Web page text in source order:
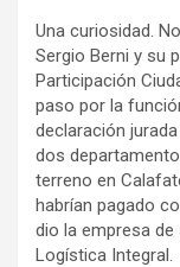
Una curiosidad.
Sergio Berni y su
Participación
paso por la
declaración
dos
terreno en
habrían pagado
dio la empresa
Logística Integral.